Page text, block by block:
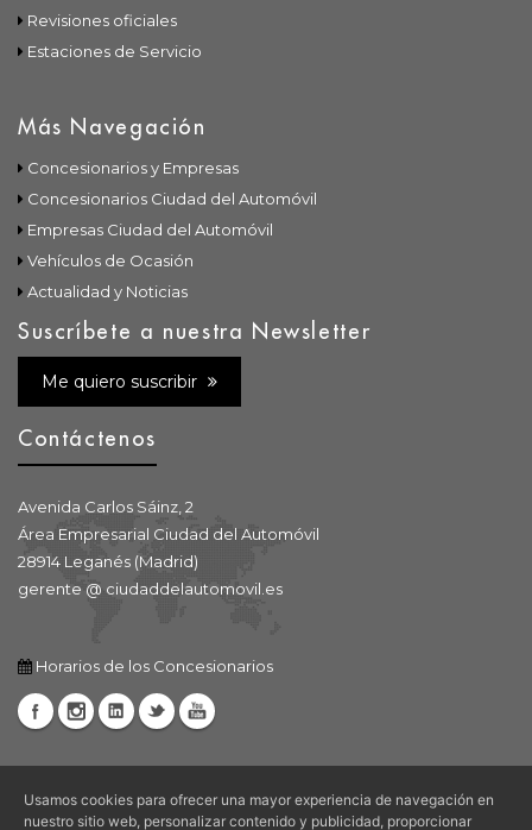
Revisiones oficiales
Estaciones de Servicio
Más Navegación
Concesionarios y Empresas
Concesionarios Ciudad del Automóvil
Empresas Ciudad del Automóvil
Vehículos de Ocasión
Actualidad y Noticias
Suscríbete a nuestra Newsletter
Me quiero suscribir
Contáctenos
Avenida Carlos Sáinz, 2
Área Empresarial Ciudad del Automóvil
28914 Leganés (Madrid)
gerente @ ciudaddelautomovil.es
Horarios de los Concesionarios
Usamos cookies para ofrecer una mayor experiencia de navegación en
nuestro sitio web, personalizar contenido y publicidad, proporcionar